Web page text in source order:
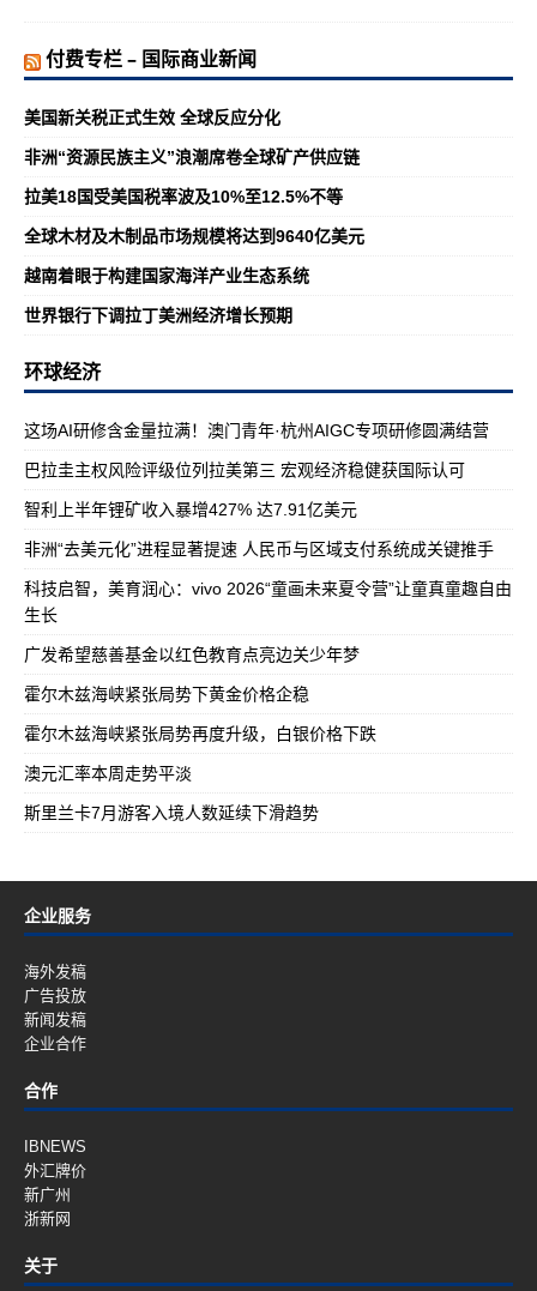
付费专栏 – 国际商业新闻
美国新关税正式生效 全球反应分化
非洲“资源民族主义”浪潮席卷全球矿产供应链
拉美18国受美国税率波及10%至12.5%不等
全球木材及木制品市场规模将达到9640亿美元
越南着眼于构建国家海洋产业生态系统
世界银行下调拉丁美洲经济增长预期
环球经济
这场AI研修含金量拉满！澳门青年·杭州AIGC专项研修圆满结营
巴拉圭主权风险评级位列拉美第三 宏观经济稳健获国际认可
智利上半年锂矿收入暴增427% 达7.91亿美元
非洲“去美元化”进程显著提速 人民币与区域支付系统成关键推手
科技启智，美育润心：vivo 2026“童画未来夏令营”让童真童趣自由
生长
广发希望慈善基金以红色教育点亮边关少年梦
霍尔木兹海峡紧张局势下黄金价格企稳
霍尔木兹海峡紧张局势再度升级，白银价格下跌
澳元汇率本周走势平淡
斯里兰卡7月游客入境人数延续下滑趋势
企业服务
海外发稿
广告投放
新闻发稿
企业合作
合作
IBNEWS
外汇牌价
新广州
浙新网
关于